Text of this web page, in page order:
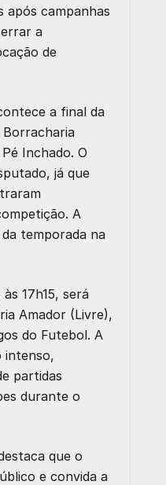
após campanhas
a
de
a final da
Borracharia
Pé Inchado. O
já que
A
temporada na
às 17h15, será
Amador (Livre),
do Futebol. A
intenso,
partidas
durante o
que o
e convida a